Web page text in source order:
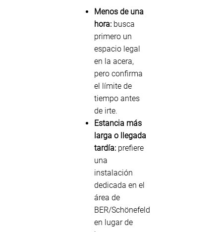
Menos de una
hora: busca
primero un
espacio legal
en la acera,
pero confirma
el límite de
tiempo antes
de irte.
Estancia más
larga o llegada
tardía: prefiere
una
instalación
dedicada en el
área de
BER/Schönefeld
en lugar de